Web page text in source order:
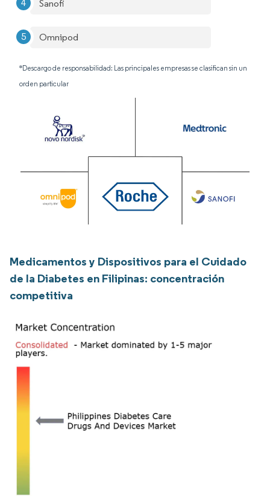
Sanofi
Omnipod
*Descargo de responsabilidad: Las principales empresas se clasifican sin un
orden particular
Medicamentos y Dispositivos para el Cuidado
de la Diabetes en Filipinas: concentración
competitiva